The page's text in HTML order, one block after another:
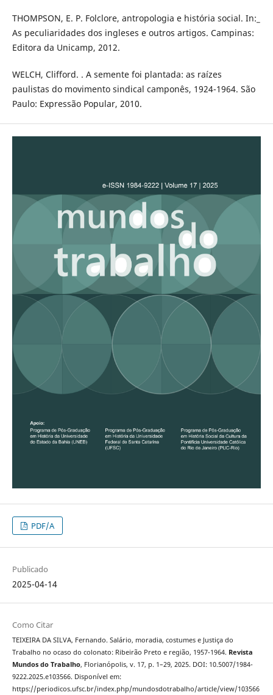
THOMPSON, E. P. Folclore, antropologia e história social. In:_
As peculiaridades dos ingleses e outros artigos. Campinas:
Editora da Unicamp, 2012.
WELCH, Clifford. . A semente foi plantada: as raízes
paulistas do movimento sindical camponês, 1924-1964. São
Paulo: Expressão Popular, 2010.
PDF/A
Publicado
2025-04-14
Como Citar
TEIXEIRA DA SILVA, Fernando. Salário, moradia, costumes e Justiça do
Trabalho no ocaso do colonato: Ribeirão Preto e região, 1957-1964. Revista
Mundos do Trabalho, Florianópolis, v. 17, p. 1–29, 2025. DOI: 10.5007/1984-
9222.2025.e103566. Disponível em:
https://periodicos.ufsc.br/index.php/mundosdotrabalho/article/view/103566